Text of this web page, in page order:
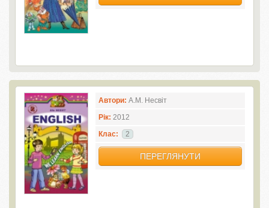
Автори: А.М. Несвіт
Рік: 2012
Клас:
2
ПЕРЕГЛЯНУТИ